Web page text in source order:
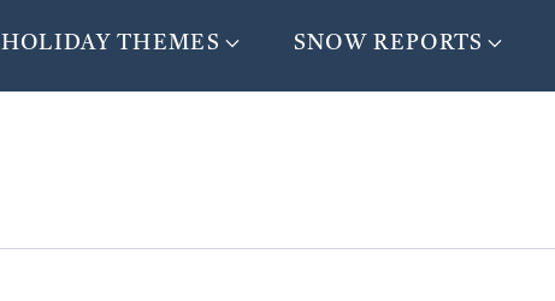
HOLIDAY THEMES SNOW REPORTS